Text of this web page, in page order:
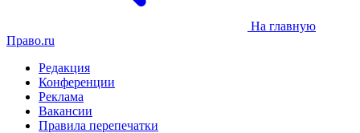
На главную
Право.ru
Редакция
Конференции
Реклама
Вакансии
Правила перепечатки